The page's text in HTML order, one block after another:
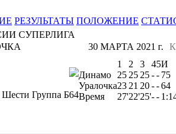
РЕЗУЛЬТАТЫ ПОЛОЖЕНИЕ
СУПЕРЛИГА
30 МАРТА 2021 г.
Группа Б64
1 2 3 45И
Динамо
25 25 25-- 75
Уралочка23 21 20--64
Время
27'22'25'--